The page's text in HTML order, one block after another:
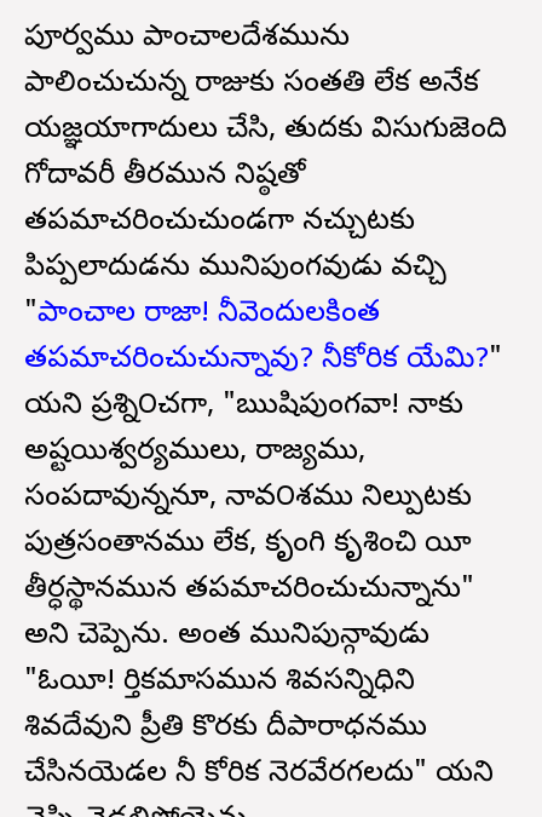
పూర్వము పాంచాలదేశమును
పాలించుచున్న రాజుకు సంతతి లేక అనేక
యజ్ఞయాగాదులు చేసి, తుదకు విసుగుజెంది
గోదావరీ తీరమున నిష్ఠతో
తపమాచరించుచుండగా నచ్చుటకు
పిప్పలాదుడను మునిపుంగవుడు వచ్చి
"పాంచాల రాజా! నీవెందులకింత
తపమాచరించుచున్నావు? నీకోరిక యేమి?"
యని ప్రశ్ని౦చగా, "ఋషిపుంగవా! నాకు
అష్టయిశ్వర్యములు, రాజ్యము,
సంపదావున్ననూ, నావ౦శము నిల్పుటకు
పుత్రసంతానము లేక, కృంగి కృశించి యీ
తీర్ధస్థానమున తపమాచరించుచున్నాను"
అని చెప్పెను. అంత మునిపున్గావుడు
"ఓయీ! కార్తికమాసమున శివసన్నిధిని
శివదేవుని ప్రీతి కొరకు దీపారాధనము
చేసినయెడల నీ కోరిక నెరవేరగలదు" యని